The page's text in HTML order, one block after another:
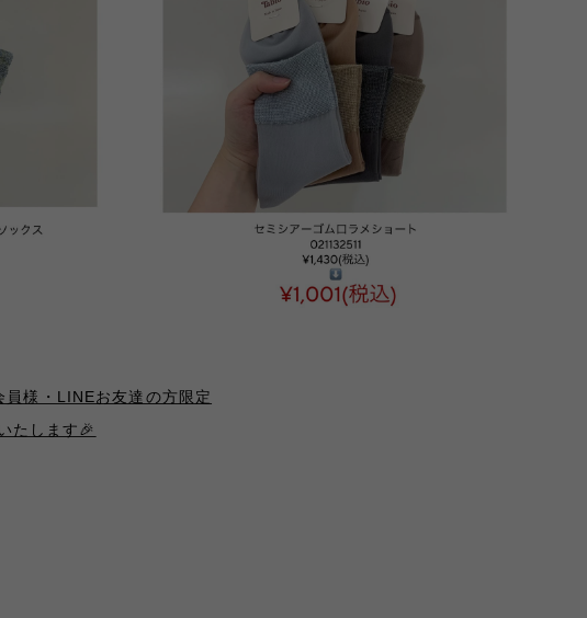
様・LINEお友達の方限定
たします🎉